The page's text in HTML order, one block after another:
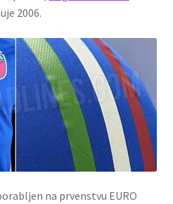
2006.
na prvenstvu EURO